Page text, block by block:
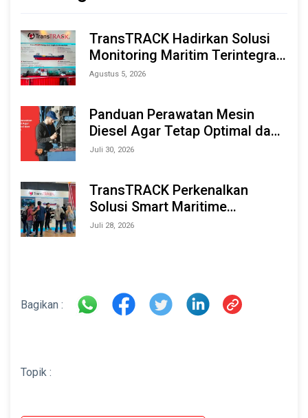
TransTRACK Hadirkan Solusi
Monitoring Maritim Terintegrasi
Berbasis AI & IoT di Indonesia
Agustus 5, 2026
Panduan Perawatan Mesin
Diesel Agar Tetap Optimal dan
Tahan Lama
Juli 30, 2026
TransTRACK Perkenalkan
Solusi Smart Maritime
Monitoring Berbasis AI dan IoT
Juli 28, 2026
Bagikan :
Topik :